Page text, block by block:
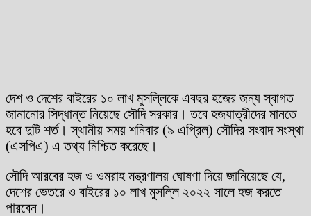
দেশ ও দেশের বাইরের ১০ লাখ মুসল্লিকে এবছর হজের জন্য স্বাগত
জানানোর সিদ্ধান্ত নিয়েছে সৌদি সরকার। তবে হজযাত্রীদের মানতে
হবে দুটি শর্ত। স্থানীয় সময় শনিবার (৯ এপ্রিল) সৌদির সংবাদ সংস্থা
(এসপিএ) এ তথ্য নিশ্চিত করেছে।
সৌদি আরবের হজ ও ওমরাহ মন্ত্রণালয় ঘোষণা দিয়ে জানিয়েছে যে,
দেশের ভেতরে ও বাইরের ১০ লাখ মুসল্লি ২০২২ সালে হজ করতে
পারবেন।